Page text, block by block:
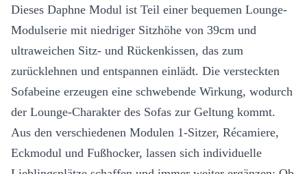
Dieses Daphne Modul ist Teil einer bequemen Lounge-
Modulserie mit niedriger Sitzhöhe von 39cm und
ultraweichen Sitz- und Rückenkissen, das zum
zurücklehnen und entspannen einlädt. Die versteckten
Sofabeine erzeugen eine schwebende Wirkung, wodurch
der Lounge-Charakter des Sofas zur Geltung kommt.
Aus den verschiedenen Modulen 1-Sitzer, Récamiere,
Eckmodul und Fußhocker, lassen sich individuelle